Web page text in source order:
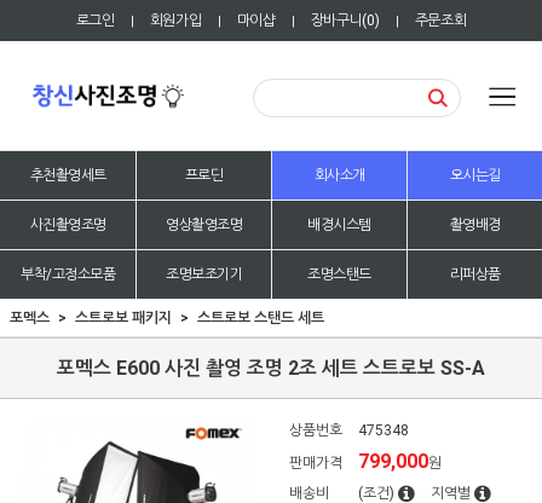
로그인 | 회원가입 | 마이샵 | 장바구니(0) | 주문조회
추천촬영세트 프로딘 회사소개 오시는길
사진촬영조명 영상촬영조명 배경시스템 촬영배경
부착/고정소모품 조명보조기기 조명스탠드 리퍼상품
포멕스 스트로보 패키지 스트로보 스탠드 세트
포멕스 E600 사진 촬영 조명 2조 세트 스트로보 SS-A
상품번호
475348
판매가격
799,000원
배송비
(조건) 지역별